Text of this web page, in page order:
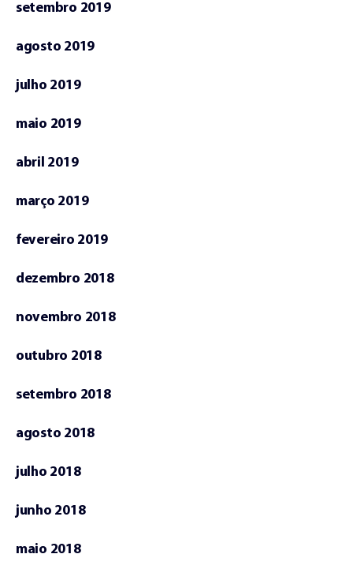
setembro 2019
agosto 2019
julho 2019
maio 2019
abril 2019
março 2019
fevereiro 2019
dezembro 2018
novembro 2018
outubro 2018
setembro 2018
agosto 2018
julho 2018
junho 2018
maio 2018